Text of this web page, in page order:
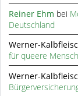
Reiner Ehm bei
Deutschland
Werner-
für queere
Werner-